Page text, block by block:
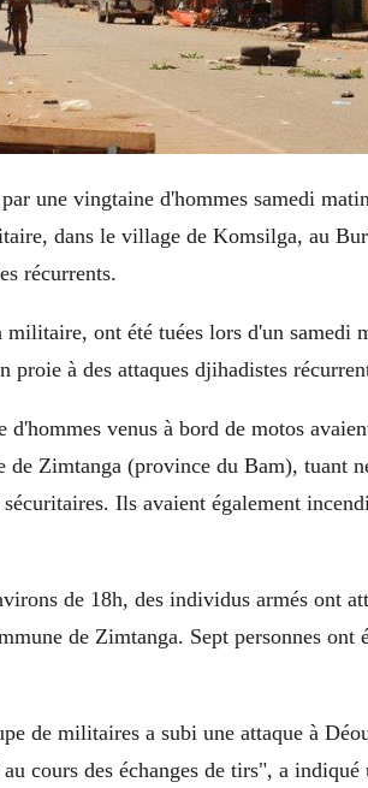
une vingtaine d'hommes samedi
dans le village de Komsilga, au
récurrents.
ont été tuées lors d'un samedi
proie à des attaques djihadistes
d'hommes venus à bord de motos
de Zimtanga (province du Bam), tuant
Ils avaient également
de 18h, des individus armés ont
de Zimtanga. Sept personnes ont
de militaires a subi une attaque à
cours des échanges de tirs", a indiqué